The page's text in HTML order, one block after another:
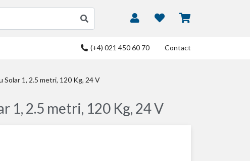
(+4) 021 450 60 70 Contact
1, 2.5 metri, 120 Kg, 24 V
2.5 metri, 120 Kg, 24 V